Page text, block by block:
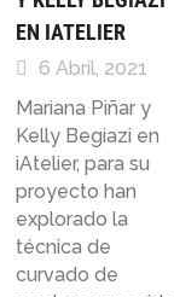
EN IATELIER
6 Abril, 2021
Mariana Piñar y
Kelly Begiazi en
iAtelier, para su
proyecto han
explorado la
técnica de
curvado de